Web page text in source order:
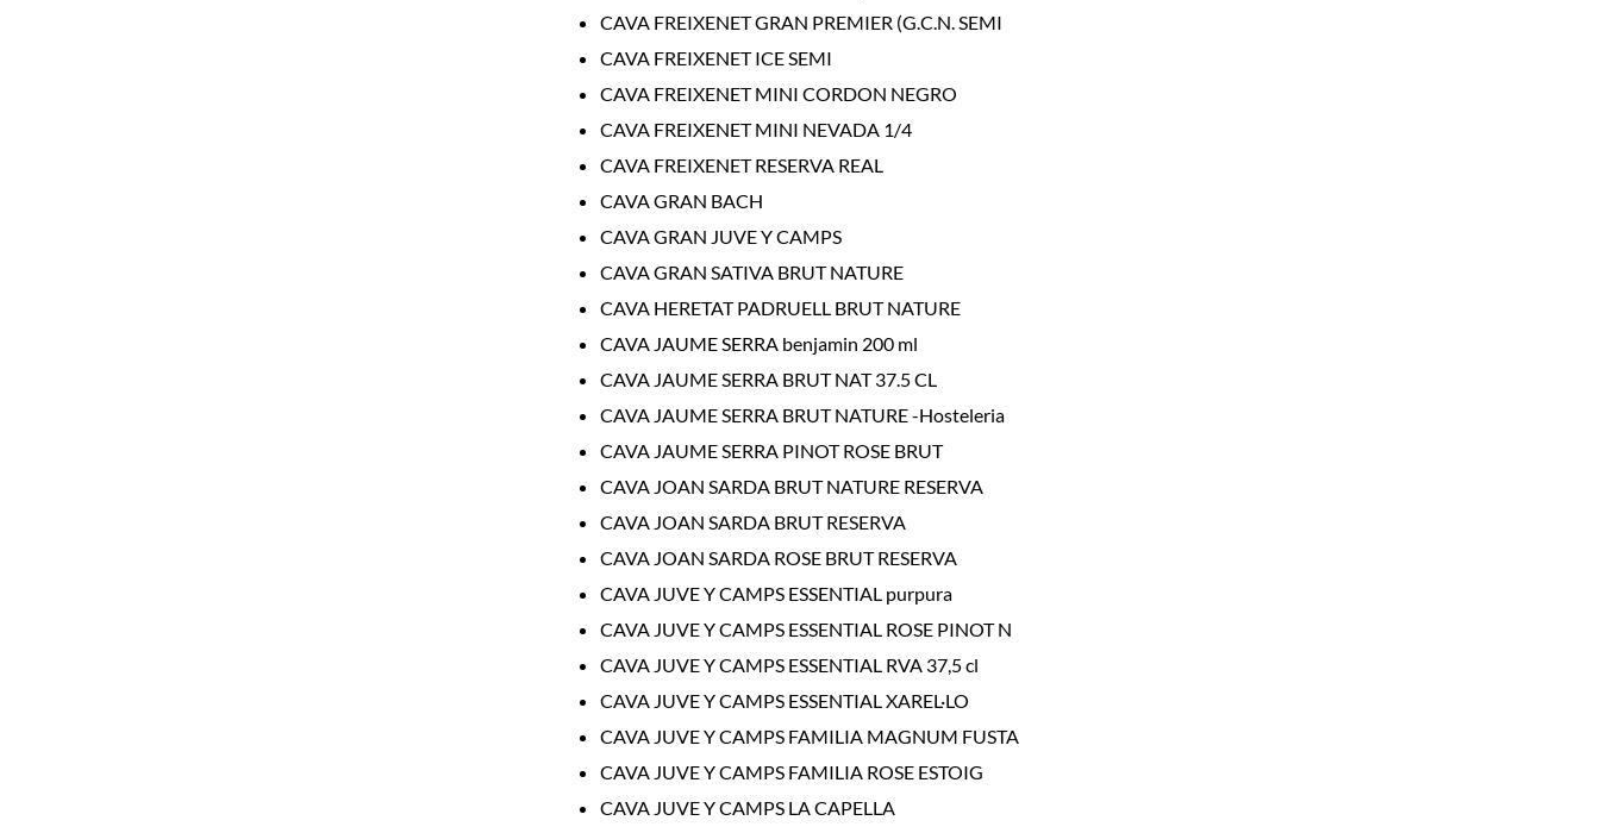
CAVA FREIXENET GRAN PREMIER (G.C.N. SEMI
CAVA FREIXENET ICE SEMI
CAVA FREIXENET MINI CORDON NEGRO
CAVA FREIXENET MINI NEVADA 1/4
CAVA FREIXENET RESERVA REAL
CAVA GRAN BACH
CAVA GRAN JUVE Y CAMPS
CAVA GRAN SATIVA BRUT NATURE
CAVA HERETAT PADRUELL BRUT NATURE
CAVA JAUME SERRA benjamin 200 ml
CAVA JAUME SERRA BRUT NAT 37.5 CL
CAVA JAUME SERRA BRUT NATURE -Hosteleria
CAVA JAUME SERRA PINOT ROSE BRUT
CAVA JOAN SARDA BRUT NATURE RESERVA
CAVA JOAN SARDA BRUT RESERVA
CAVA JOAN SARDA ROSE BRUT RESERVA
CAVA JUVE Y CAMPS ESSENTIAL purpura
CAVA JUVE Y CAMPS ESSENTIAL ROSE PINOT N
CAVA JUVE Y CAMPS ESSENTIAL RVA 37,5 cl
CAVA JUVE Y CAMPS ESSENTIAL XAREL·LO
CAVA JUVE Y CAMPS FAMILIA MAGNUM FUSTA
CAVA JUVE Y CAMPS FAMILIA ROSE ESTOIG
CAVA JUVE Y CAMPS LA CAPELLA